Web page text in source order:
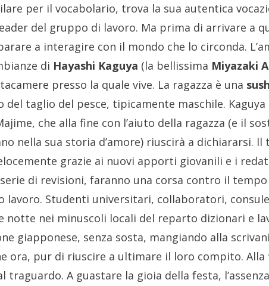
per il vocabolario, trova la sua autentica
del gruppo di lavoro. Ma prima di arrivare a
a interagire con il mondo che lo circonda.
di Hayashi Kaguya (la bellissima Miyazaki
presso la quale vive. La ragazza è una
del taglio del pesce, tipicamente maschile.
che alla fine con l’aiuto della ragazza (e il
nella sua storia d’amore) riuscirà a dichiararsi. Il
grazie ai nuovi apporti giovanili e i
di revisioni, faranno una corsa contro il
lavoro. Studenti universitari, collaboratori,
notte nei minuscoli locali del reparto dizionari e
giapponese, senza sosta, mangiando alla
ora, pur di riuscire a ultimare il loro compito. Alla
traguardo. A guastare la gioia della festa,